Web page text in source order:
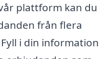
plattform kan du
från flera
i din information